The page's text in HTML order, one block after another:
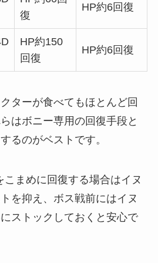
復
HP約6回復
HP約150
回復
HP約6回復
ターが食べてもほとんど回
はボニー専用の回復手段と
るのがベストです。
まめに回復する場合はイヌ
を抑え、ボス戦前にはイヌ
ストックしておくと安心で